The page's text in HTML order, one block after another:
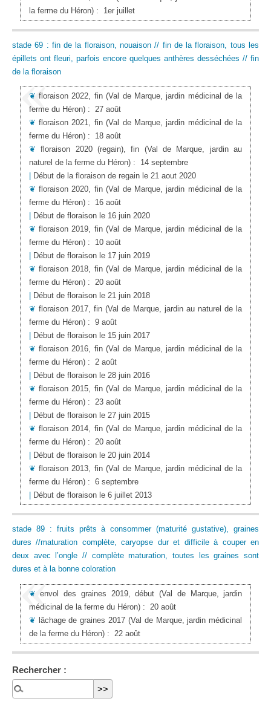
la ferme du Héron): 1er juillet
stade 69 : fin de la floraison, nouaison // fin de la floraison, tous les
épillets ont fleuri, parfois encore quelques anthères desséchées // fin
de la floraison
❦floraison 2022, fin (Val de Marque, jardin médicinal de la
ferme du Héron): 27 août
❦floraison 2021, fin (Val de Marque, jardin médicinal de la
ferme du Héron): 18 août
❦floraison 2020 (regain), fin (Val de Marque, jardin au
naturel de la ferme du Héron): 14 septembre
Début de la floraison de regain le 21 aout 2020
❦floraison 2020, fin (Val de Marque, jardin médicinal de la
ferme du Héron): 16 août
Début de floraison le 16 juin 2020
❦floraison 2019, fin (Val de Marque, jardin médicinal de la
ferme du Héron): 10 août
Début de floraison le 17 juin 2019
❦floraison 2018, fin (Val de Marque, jardin médicinal de la
ferme du Héron): 20 août
Début de floraison le 21 juin 2018
❦ floraison 2017, fin (Val de Marque, jardin au naturel de la
ferme du Héron): 9 août
Début de floraison le 15 juin 2017
❦floraison 2016, fin (Val de Marque, jardin médicinal de la
ferme du Héron): 2 août
Début de floraison le 28 juin 2016
❦floraison 2015, fin (Val de Marque, jardin médicinal de la
ferme du Héron): 23 août
Début de floraison le 27 juin 2015
❦floraison 2014, fin (Val de Marque, jardin médicinal de la
ferme du Héron): 20 août
Début de floraison le 20 juin 2014
❦floraison 2013, fin (Val de Marque, jardin médicinal de la
ferme du Héron): 6 septembre
Début de floraison le 6 juillet 2013
stade 89 : fruits prêts à consommer (maturité gustative), graines
dures //maturation complète, caryopse dur et difficile à couper en
deux avec l’ongle // complète maturation, toutes les graines sont
dures et à la bonne coloration
❦envol des graines 2019, début (Val de Marque, jardin
médicinal de la ferme du Héron): 20 août
❦ lâchage de graines 2017 (Val de Marque, jardin médicinal
de la ferme du Héron): 22 août
Rechercher :